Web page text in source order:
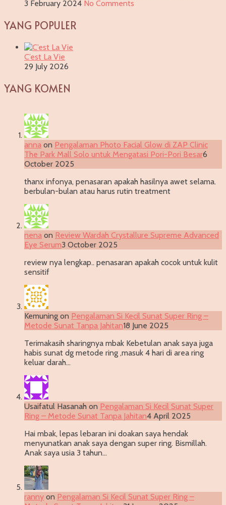
3 February 2024 No Comments
YANG POPULER
C’est La Vie
29 July 2026
YANG KOMEN
anna on Pengalaman Photo Facial Glow di ZAP Clinic
The Park Mall Solo untuk Mengatasi Pori-Pori Besar6
October 2025
thanx infonya, penasaran apakah hasilnya awet selama.
berbulan-bulan atau harus rutin treatment
nena on Review Wardah Crystallure Supreme Advanced
Eye Serum3 October 2025
review nya lengkap.. penasaran apakah cocok untuk kulit
sensitif
Kemuning on Pengalaman Si Kecil Sunat Super Ring –
Metode Sunat Tanpa Jahitan18 June 2025
Terimakasih sharingnya mbak Kebetulan anak saya juga
habis sunat dg metode ring ,masuk 4 hari di area ring
keluar darah…
Usaifatul Hasanah on Pengalaman Si Kecil Sunat Super
Ring – Metode Sunat Tanpa Jahitan4 April 2025
Hai mbak, lepas lebaran ini doakan saya hendak
menyunatkan anak saya dengan super ring. Bismillah.
Anak saya usia 3 tahun…
ranny on Pengalaman Si Kecil Sunat Super Ring –